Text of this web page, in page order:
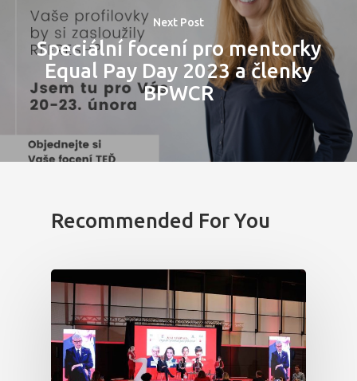
Next Post
Speciální focení pro mentorky
Equal Pay Day 2023 a členky
BPWCR
Recommended For You